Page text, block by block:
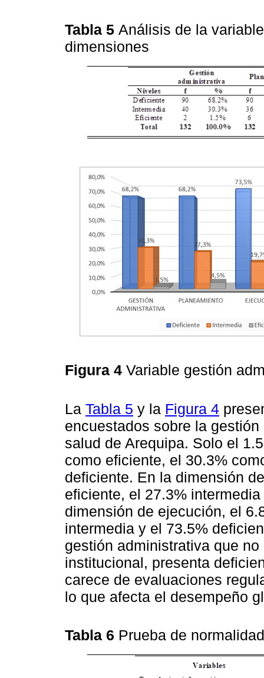
Tabla 5 Análisis de la
dimensiones
Figura 4 Variable gestión
La Tabla 5 y la Figura 4
encuestados sobre la
salud de Arequipa. Solo el
como eficiente, el 30.3%
deficiente. En la dimensión
eficiente, el 27.3%
dimensión de ejecución, el
intermedia y el 73.5%
gestión administrativa que
institucional, presenta
carece de evaluaciones
lo que afecta el desempeño
Tabla 6 Prueba de